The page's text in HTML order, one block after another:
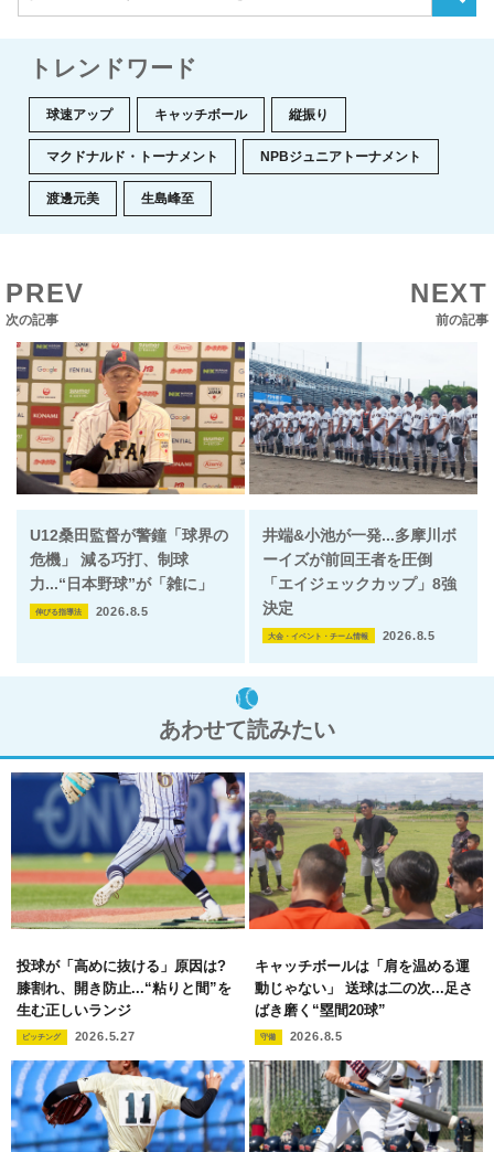
トレンドワード
球速アップ キャッチボール 縦振り
マクドナルド・トーナメント NPBジュニアトーナメント
渡邊元美 生島峰至
PREV
次の記事
NEXT
前の記事
U12桑田監督が警鐘「球界の
危機」 減る巧打、制球
力...“日本野球”が「雑に」
伸びる指導法 2026.8.5
井端&小池が一発...多摩川ボ
ーイズが前回王者を圧倒
「エイジェックカップ」8強
決定
大会・イベント・チーム情報 2026.8.5
あわせて読みたい
投球が「高めに抜ける」原因は?
膝割れ、開き防止...“粘りと間”を
生む正しいランジ
ピッチング 2026.5.27
キャッチボールは「肩を温める運
動じゃない」 送球は二の次...足さ
ばき磨く“塁間20球”
守備 2026.8.5